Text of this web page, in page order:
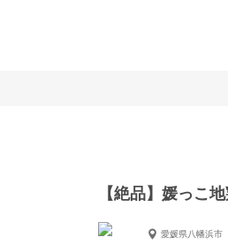
【絶品】媛っこ
愛媛県八幡浜市